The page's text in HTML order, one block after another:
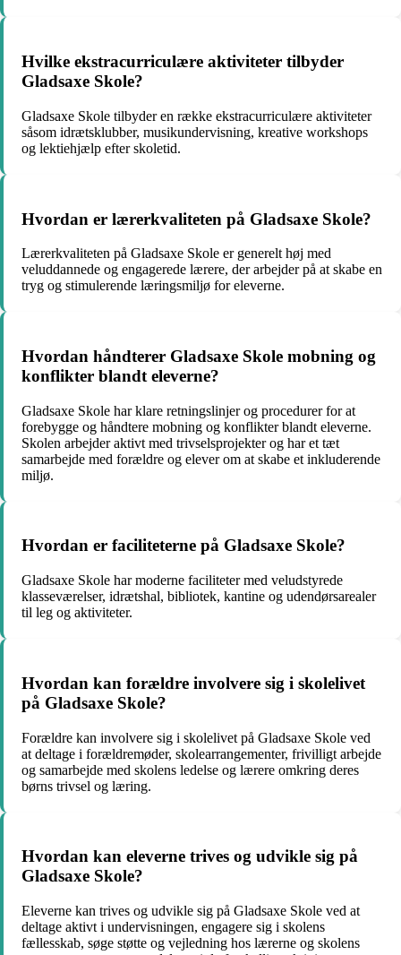
Hvilke ekstracurriculære aktiviteter tilbyder
Gladsaxe Skole?
Gladsaxe Skole tilbyder en række ekstracurriculære aktiviteter
såsom idrætsklubber, musikundervisning, kreative workshops
og lektiehjælp efter skoletid.
Hvordan er lærerkvaliteten på Gladsaxe Skole?
Lærerkvaliteten på Gladsaxe Skole er generelt høj med
veluddannede og engagerede lærere, der arbejder på at skabe en
tryg og stimulerende læringsmiljø for eleverne.
Hvordan håndterer Gladsaxe Skole mobning og
konflikter blandt eleverne?
Gladsaxe Skole har klare retningslinjer og procedurer for at
forebygge og håndtere mobning og konflikter blandt eleverne.
Skolen arbejder aktivt med trivselsprojekter og har et tæt
samarbejde med forældre og elever om at skabe et inkluderende
miljø.
Hvordan er faciliteterne på Gladsaxe Skole?
Gladsaxe Skole har moderne faciliteter med veludstyrede
klasseværelser, idrætshal, bibliotek, kantine og udendørsarealer
til leg og aktiviteter.
Hvordan kan forældre involvere sig i skolelivet
på Gladsaxe Skole?
Forældre kan involvere sig i skolelivet på Gladsaxe Skole ved
at deltage i forældremøder, skolearrangementer, frivilligt arbejde
og samarbejde med skolens ledelse og lærere omkring deres
børns trivsel og læring.
Hvordan kan eleverne trives og udvikle sig på
Gladsaxe Skole?
Eleverne kan trives og udvikle sig på Gladsaxe Skole ved at
deltage aktivt i undervisningen, engagere sig i skolens
fællesskab, søge støtte og vejledning hos lærerne og skolens